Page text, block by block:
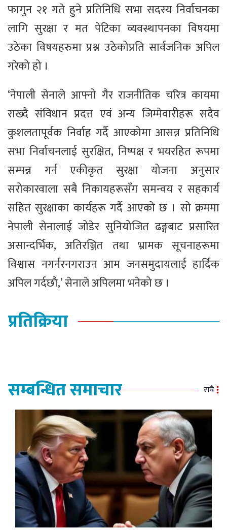
फागुन २१ गते हुने प्रतिनिधि सभा सदस्य निर्वाचनका
लागि सुरक्षा र मत पेटिका व्यवस्थापनका विषयमा
उठेका विषयहरुमा प्रश्न उठेकोप्रति सार्वजनिक अपिल
गरेको हो ।
‘नेपाली सेनाले आफ्नो गैर राजनीतिक चरित्र कायमा
राख्दै संविधान प्रदत्त एवं अन्य जिम्मेवारीहरू सदैव
कुशलतापूर्वक निर्वाह गर्दै आएकोमा आसन्न प्रतिनिधि
सभा निर्वाचनलाई सुरक्षित, निष्पक्ष र भयरहित रूपमा
सम्पन्न गर्न एकीकृत सुरक्षा योजना अनुसार
सरोकारवाला सबै निकायहरूसँग समन्वय र सहकार्य
सहित सुरक्षाका कार्यहरू गर्दै आएको छ । सो क्रममा
नेपाली सेनालाई जोडेर सुनियोजित ढङ्गबाट प्रसारित
असान्दर्भिक, अतिरञ्जित तथा भ्रामक सूचनाहरूमा
विश्वास नगर्नरनगराउन आम जनसमुदायलाई हार्दिक
अपिल गर्दछौ,’ सेनाले अपिलमा भनेको छ ।
प्रतिक्रिया
सम्बन्धित समाचार सबै